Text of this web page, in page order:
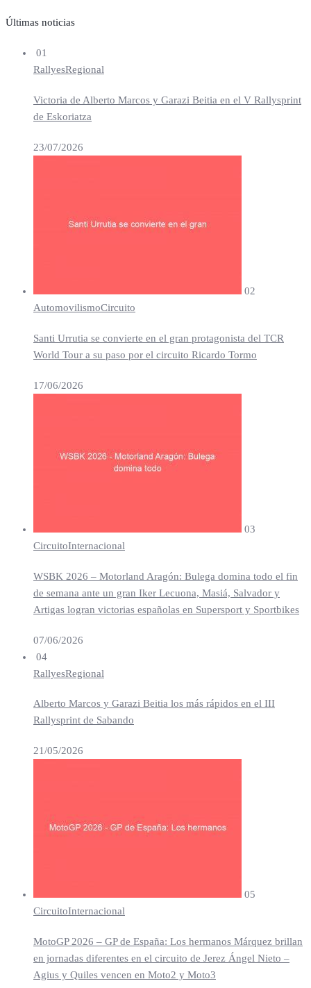
Últimas noticias
01
RallyesRegional
Victoria de Alberto Marcos y Garazi Beitia en el V Rallysprint
de Eskoriatza
23/07/2026
02
AutomovilismoCircuito
Santi Urrutia se convierte en el gran protagonista del TCR
World Tour a su paso por el circuito Ricardo Tormo
17/06/2026
03
CircuitoInternacional
WSBK 2026 – Motorland Aragón: Bulega domina todo el fin
de semana ante un gran Iker Lecuona, Masiá, Salvador y
Artigas logran victorias españolas en Supersport y Sportbikes
07/06/2026
04
RallyesRegional
Alberto Marcos y Garazi Beitia los más rápidos en el III
Rallysprint de Sabando
21/05/2026
05
CircuitoInternacional
MotoGP 2026 – GP de España: Los hermanos Márquez brillan
en jornadas diferentes en el circuito de Jerez Ángel Nieto –
Agius y Quiles vencen en Moto2 y Moto3